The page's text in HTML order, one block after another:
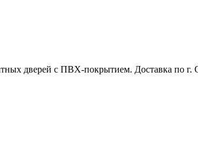
дверей с ПВХ-покрытием. Доставка по г.